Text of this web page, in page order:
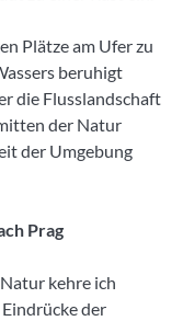
Plätze am Ufer zu
beruhigt
die Flusslandschaft
der Natur
der Umgebung
Prag
kehre ich
der